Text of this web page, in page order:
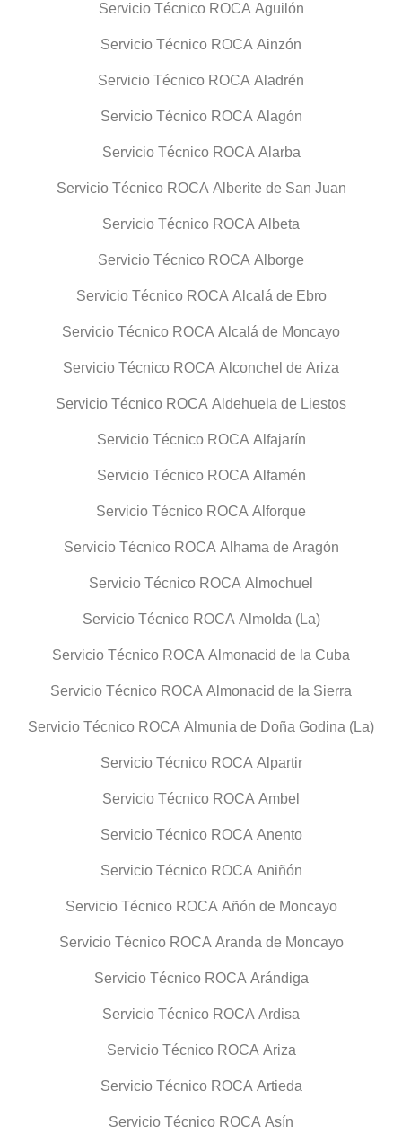
Servicio Técnico ROCA Aguilón
Servicio Técnico ROCA Ainzón
Servicio Técnico ROCA Aladrén
Servicio Técnico ROCA Alagón
Servicio Técnico ROCA Alarba
Servicio Técnico ROCA Alberite de San Juan
Servicio Técnico ROCA Albeta
Servicio Técnico ROCA Alborge
Servicio Técnico ROCA Alcalá de Ebro
Servicio Técnico ROCA Alcalá de Moncayo
Servicio Técnico ROCA Alconchel de Ariza
Servicio Técnico ROCA Aldehuela de Liestos
Servicio Técnico ROCA Alfajarín
Servicio Técnico ROCA Alfamén
Servicio Técnico ROCA Alforque
Servicio Técnico ROCA Alhama de Aragón
Servicio Técnico ROCA Almochuel
Servicio Técnico ROCA Almolda (La)
Servicio Técnico ROCA Almonacid de la Cuba
Servicio Técnico ROCA Almonacid de la Sierra
Servicio Técnico ROCA Almunia de Doña Godina (La)
Servicio Técnico ROCA Alpartir
Servicio Técnico ROCA Ambel
Servicio Técnico ROCA Anento
Servicio Técnico ROCA Aniñón
Servicio Técnico ROCA Añón de Moncayo
Servicio Técnico ROCA Aranda de Moncayo
Servicio Técnico ROCA Arándiga
Servicio Técnico ROCA Ardisa
Servicio Técnico ROCA Ariza
Servicio Técnico ROCA Artieda
Servicio Técnico ROCA Asín